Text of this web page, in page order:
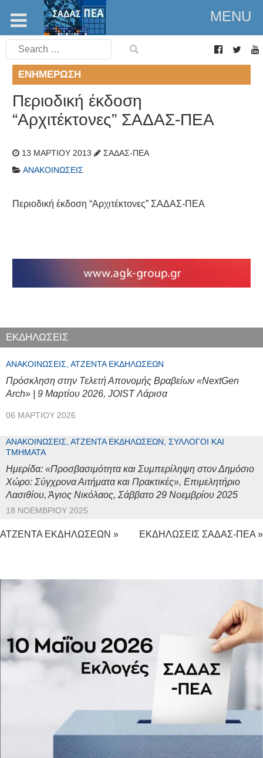
MENU
Search
for:
ΕΝΗΜΈΡΩΣΗ
Περιοδική έκδοση
“Αρχιτέκτονες” ΣΑΔΑΣ-ΠΕΑ
13 ΜΑΡΤΊΟΥ 2013
ΣΑΔΑΣ-ΠΕΑ
ΑΝΑΚΟΙΝΏΣΕΙΣ
Περιοδική έκδοση “Αρχιτέκτονες” ΣΑΔΑΣ-ΠΕΑ
ΕΚΔΗΛΩΣΕΙΣ
ΑΝΑΚΟΙΝΏΣΕΙΣ, ΑΤΖΈΝΤΑ ΕΚΔΗΛΏΣΕΩΝ
Πρόσκληση στην Τελετή Απονομής Βραβείων «NextGen
Arch» | 9 Μαρτίου 2026, JOIST Λάρισα
06 ΜΑΡΤΊΟΥ 2026
ΑΝΑΚΟΙΝΏΣΕΙΣ, ΑΤΖΈΝΤΑ ΕΚΔΗΛΏΣΕΩΝ, ΣΎΛΛΟΓΟΙ ΚΑΙ
ΤΜΉΜΑΤΑ
Ημερίδα: «Προσβασιμότητα και Συμπερίληψη στον Δημόσιο
Χώρο: Σύγχρονα Αιτήματα και Πρακτικές», Επιμελητήριο
Λασιθίου, Άγιος Νικόλαος, Σάββατο 29 Νοεμβρίου 2025
18 ΝΟΕΜΒΡΊΟΥ 2025
ΑΤΖΕΝΤΑ ΕΚΔΗΛΩΣΕΩΝ » ΕΚΔΗΛΩΣΕΙΣ ΣΑΔΑΣ-ΠΕΑ »